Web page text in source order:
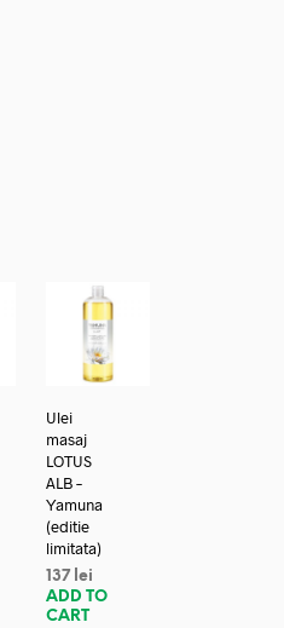
Ulei
masaj
LOTUS
ALB –
Yamuna
(editie
limitata)
137 lei
ADD TO
CART